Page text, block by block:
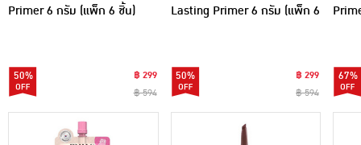
Primer 6 กรัม (แพ็ก 6 ชิ้น)
50%
฿ 299
฿ 594
Lasting Primer 6 กรัม (แพ็ก 6
50%
฿ 299
฿ 594
67%